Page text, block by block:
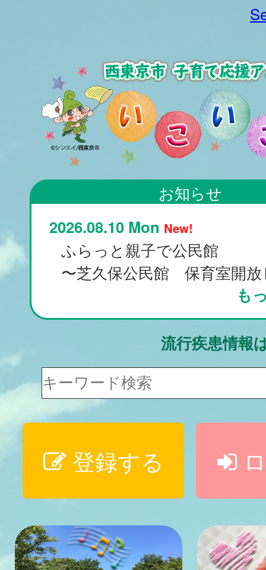
お知らせ
2026.08.10 Mon New!
ふらっと親子で公民館
〜芝久保公民館 保育室開放し
も
流行疾患情報
登録する